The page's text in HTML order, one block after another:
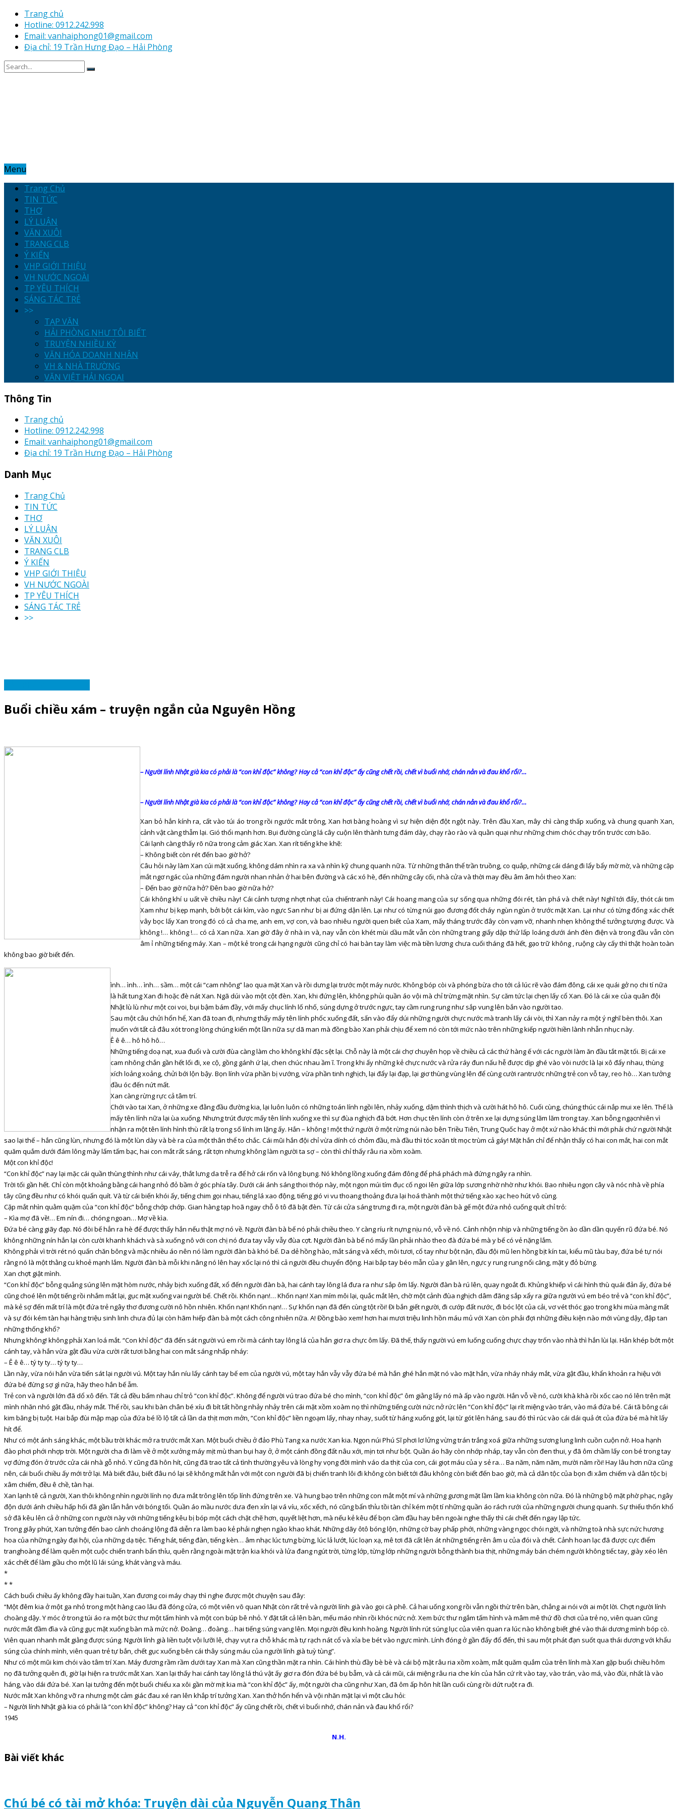
Trang chủ
Hotline: 0912.242.998
Email: vanhaiphong01@gmail.com
Địa chỉ: 19 Trần Hưng Đạo – Hải Phòng
Menu
Trang Chủ
TIN TỨC
THƠ
LÝ LUẬN
VĂN XUÔI
TRANG CLB
Ý KIẾN
VHP GIỚI THIỆU
VH NƯỚC NGOÀI
TP YÊU THÍCH
SÁNG TÁC TRẺ
>>
TẠP VĂN
HẢI PHÒNG NHƯ TÔI BIẾT
TRUYỆN NHIỀU KỲ
VĂN HÓA DOANH NHÂN
VH & NHÀ TRƯỜNG
VĂN VIỆT HẢI NGOẠI
Thông Tin
Trang chủ
Hotline: 0912.242.998
Email: vanhaiphong01@gmail.com
Địa chỉ: 19 Trần Hưng Đạo – Hải Phòng
Danh Mục
Trang Chủ
TIN TỨC
THƠ
LÝ LUẬN
VĂN XUÔI
TRANG CLB
Ý KIẾN
VHP GIỚI THIỆU
VH NƯỚC NGOÀI
TP YÊU THÍCH
SÁNG TÁC TRẺ
>>
Buổi chiều xám – truyện ngắn của Nguyên Hồng
– Người lính Nhật già kia có phải là “con khỉ độc” không? Hay cả “con khỉ độc” ấy cũng chết rồi, chết vì buổi nhớ, chán nản và đau khổ rổi?…
– Người lính Nhật già kia có phải là “con khỉ độc” không? Hay cả “con khỉ độc” ấy cũng chết rồi, chết vì buổi nhớ, chán nản và đau khổ rổi?…
Xan bỏ hẳn kính ra, cất vào túi áo trong rồi ngước mắt trông, Xan hơi bàng hoàng vì sự hiện diện đột ngột này. Trên đầu Xan, mây chì càng thấp xuống, và chung quanh Xan,
cảnh vật càng thẫm lại. Gió thổi mạnh hơn. Bụi đường cùng lá cây cuộn lên thành tưng đám dày, chạy rào rào và quằn quại như những chim chóc chạy trốn trước cơn bão.
Cái lạnh càng thấy rõ nữa trong cảm giác Xan. Xan rít tiếng khe khẽ:
– Không biết còn rét đến bao giờ hở?
Câu hỏi này làm Xan cúi mặt xuống, không dám nhìn ra xa và nhìn kỹ chung quanh nữa. Từ những thân thể trần truồng, co quắp, những cái dáng đi lẩy bẩy mờ mờ, và những cặp
mắt ngơ ngác của những đám người nhan nhản ở hai bên đường và các xó hè, đến những cây cối, nhà cửa và thời may đều âm âm hỏi theo Xan:
– Đến bao giờ nữa hở? Đên bao giờ nữa hở?
Cái không khí u uất về chiều này! Cái cảnh tượng nhợt nhạt của chiếntranh này! Cái hoang mang của sự sống qua những đói rét, tàn phá và chết này! Nghĩ tới đấy, thót cái tim
Xam như bị kẹp mạnh, bởi bột cái kìm, vào ngực San như bị ai đứng dận lên. Lại như có từng núi gạo đương đốt cháy ngùn ngùn ở trước mặt Xan. Lại như có từng đống xác chết
vây bọc lấy Xan trong đó có cả cha mẹ, anh em, vợ con, và bao nhiêu người quen biết của Xam, mấy tháng trước đây còn vạm vỡ, nhanh nhẹn không thể tưởng tượng được. Và
không !… không !… có cả Xan nữa. Xan giờ đây ở nhà in và, nay vẫn còn khét mùi dầu mắt vẫn còn những trang giấy dập thử lấp loáng dưới ánh đèn điện và trong đầu vẫn còn
âm ỉ những tiếng máy. Xan – một kẻ trong cái hạng người cũng chỉ có hai bàn tay làm việc mà tiền lương chưa cuối tháng đã hết, gạo trữ không , ruộng cày cấy thì thật hoàn toàn
không bao giờ biết đến.
ình… ình… ình… sầm… một cái “cam nhông” lao qua mặt Xan và rồi dưng lại trước một máy nước. Không bóp còi và phóng bừa cho tới cả lúc rẽ vào đám đông, cái xe quái gở nọ chi tí nữa
là hất tung Xan đi hoặc đè nát Xan. Ngã dúi vào một cột đèn. Xan, khi đứng lên, không phủi quần áo vội mà chỉ trừng mặt nhìn. Sự căm tức lại chẹn lấy cổ Xan. Đó là cái xe của quân đội
Nhật lù lù như một coi voi, bụi bậm bám đầy, với mấy chục lính lố nhố, súng dựng ở trước ngực, tay cầm rung rung như sắp vung lên bắn vào người tao.
Sau một câu chửi hổn hể, Xan đã toan đi, nhưng thấy mấy tên lính phốc xuống đất, sấn vào đẩy dúi những người chực nước mà tranh lấy cái vòi, thì Xan nảy ra một ý nghĩ bèn thôi. Xan
muốn với tất cả đâu xót trong lòng chúng kiến một lần nữa sự dã man mà đồng bào Xan phải chịu để xem nó còn tới mức nào trên những kiếp người hiền lành nhẫn nhục này.
Ê ê ê… hô hô hô…
Những tiếng doạ nạt, xua đuổi và cười đùa càng làm cho không khí đặc sệt lại. Chỗ này là một cái chợ chuyên họp về chiều cả các thứ hàng ế với các người làm ăn đầu tắt mặt tối. Bị cái xe
cam nhông chắn gần hết lối đi, xe cộ, gồng gánh ứ lại, chen chúc nhau ầm ĩ. Trong khi ấy những kẻ chực nước và rửa ráy đun nấu hễ được dịp ghé vào vòi nước là lại xô đẩy nhau, thùng
xích loảng xoảng, chửi bới lộn bậy. Bọn lính vừa phần bị vướng, vừa phần tinh nghịch, lại đẩy lại đạp, lại giơ thùng vùng lên để cùng cười rantrước những trẻ con vỗ tay, reo hò… Xan tưởng
đầu óc đến nứt mất.
Xan càng rừng rực cả tâm trí.
Chới vào tai Xan, ở những xe đằng đầu đường kia, lại luôn luôn có những toán lính ngồi lên, nhảy xuống, dậm thình thịch và cười hát hô hô. Cuối cùng, chúng thúc cái nắp mui xe lên. Thế là
mấy tên lính nữa lại ùa xuống. Nhưng trút được mấy tên lính xuống xe thì sự đùa nghịch đã bớt. Hơn chục tên lính còn ở trên xe lại dựng súng lăm lăm trong tay. Xan bỗng ngạcnhiên vì
nhận ra một tên lính hình thù rất lạ trong số lính im lặng ấy. Hắn – không ! một thứ người ở một rừng núi nào bên Triều Tiên, Trung Quốc hay ở một xứ nào khác thì mới phải chứ người Nhật
sao lại thế – hắn cũng lùn, nhưng đó là một lùn dày và bè ra của một thân thể to chắc. Cái mũi hắn đội chỉ vừa dính có chỏm đầu, mà đầu thì tóc xoăn tít mọc trùm cả gáy! Mặt hắn chỉ để nhận thấy có hai con mắt, hai con mắt
quăm quắm dưới đám lông mày lấm tấm bạc, hai con mắt rất sáng, rất tợn nhưng không làm người ta sợ – còn thì chỉ thấy râu ria xồm xoàm.
Một con khỉ độc!
“Con khỉ độc” nay lại mặc cái quần thùng thình như cái váy, thắt lưng da trễ ra để hở cái rốn và lông bụng. Nó không lồng xuống đám đông để phá phách mà đứng ngây ra nhìn.
Trời tối gần hết. Chỉ còn một khoảng bằng cái hang nhỏ đỏ bầm ở góc phía tây. Dưới cái ánh sáng thoi thóp này, một ngọn múi tím đục cố ngoi lên giữa lớp sương nhờ nhờ như khói. Bao nhiêu ngọn cây và nóc nhà về phía
tây cũng đều như có khói quấn quít. Và từ cái biến khói ấy, tiếng chim gọi nhau, tiếng lá xao động, tiếng gió vi vu thoang thoảng đưa lại hoá thành một thứ tiếng xào xạc heo hút vô cùng.
Cặp mắt nhìn quằm quặm của “con khỉ độc” bỗng chớp chớp. Gian hàng tạp hoã ngay chỗ ô tô đã bật đèn. Từ cái cửa sáng trưng đi ra, một người đàn bà gế một đứa nhỏ cuống quít chỉ trỏ:
– Kìa mợ đã về!… Em nín đi… chóng ngoan… Mợ về kìa.
Đứa bé càng giãy đạp. Nó đòi bế hẳn ra hè để được thấy hắn nếu thật mợ nó về. Người đàn bà bế nó phải chiều theo. Y càng ríu rít nựng nịu nó, vỗ về nó. Cảnh nhộn nhịp và những tiếng ồn ào dần dần quyến rũ đứa bé. Nó
không những nín hẳn lại còn cười khanh khách và sà xuống nô với con chị nó đưa tay vẫy vẫy đùa cợt. Người đàn bà bế nó mấy lần phải nhào theo đà đứa bé mà y bế có vẻ nặng lắm.
Không phải vì trời rét nó quấn chăn bông và mặc nhiều áo nên nó làm người đàn bà khó bế. Da dẻ hồng hào, mắt sáng và xếch, môi tươi, cổ tay như bột nặn, đầu đội mũ len hồng bịt kín tai, kiểu mũ tàu bay, đứa bé tự nói
rằng nó là một thằng cu khoẻ mạnh lắm. Người đàn bà mỗi khi nâng nó lên hay xốc lại nó thì cả người đều chuyển động. Hai bắp tay béo mẫn của y gân lên, ngực y rung rung nổi căng, mặt y đỏ bừng.
Xan chợt giật mình.
“Con khỉ độc” bỗng quẳng súng lên mặt hòm nước, nhảy bịch xuống đất, xổ đến người đàn bà, hai cánh tay lông lá đưa ra như sắp ôm lấy. Người đàn bà rú lên, quay ngoắt đi. Khủng khiếp vì cái hình thù quái đản ấy, đứa bé
cũng choé lên một tiếng rồi nhắm mắt lại, gục mặt xuống vai người bế. Chết rồi. Khốn nạn!… Khốn nạn! Xan mím môi lại, quắc mắt lên, chờ một cảnh đùa nghịch dâm đãng sắp xẩy ra giữa người vú em béo trẻ và “con khỉ độc”,
mà kẻ sợ đến mất trí là một đứa trẻ ngây thơ đương cười nô hồn nhiên. Khốn nạn! Khốn nạn!… Sự khốn nạn đã đến cùng tột rồi! Đi bắn giết người, đi cướp đất nước, đi bóc lột của cải, vơ vét thóc gạo trong khi mùa màng mất
và sự đói kém tàn hại hàng triệu sinh linh chưa đủ lại còn hãm hiếp đàn bà một cách công nhiên nữa. A! Đồng bào xem! hơn hai mươi triệu linh hồn máu mủ với Xan còn phải đợi những điều kiện nào mới vùng dậy, đập tan
những thống khổ?
Nhưng không! không phải Xan loá mắt. “Con khỉ độc” đã đến sát người vú em rồi mà cánh tay lông lá của hắn giơ ra chực ôm lấy. Đã thế, thấy người vú em luống cuống chực chạy trốn vào nhà thì hắn lùi lại. Hắn khép bớt một
cánh tay, và hắn vừa gật đầu vừa cười rất tươi bằng hai con mắt sáng nhấp nháy:
– Ê ê ê… tý ty ty… tý ty ty…
Lần này, vừa nói hắn vừa tiến sát lại người vú. Một tay hắn níu lấy cánh tay bế em của người vú, một tay hắn vẫy vẫy đứa bé mà hắn ghé hẳn mặt nó vào mặt hắn, vừa nháy nháy mắt, vừa gật đầu, khẩn khoản ra hiệu với
đứa bé đừng sợ gì nữa, hãy theo hắn bế ẵm.
Trẻ con và người lớn đã dổ xô đến. Tất cả đều bấm nhau chỉ trỏ “con khỉ độc”. Không để người vú trao đứa bé cho mình, “con khỉ độc” ôm giằng lấy nó mà ấp vào người. Hắn vỗ về nó, cười khà khà rồi xốc cao nó lên trên mặt
mình nhăn nhó gật đầu, nháy mắt. Thế rồi, sau khi bàn chân bé xíu đi bít tất hồng nhảy nhảy trên cái mặt xồm xoàm nọ thì những tiếng cười nức nở rức lên “Con khỉ độc” lại rít miệng vào trán, vào má đứa bé. Cái tã bông cái
kim băng bị tuột. Hai bắp đùi mập mạp của đứa bé lồ lộ tất cả lần da thịt mơn mởn, “Con khỉ độc” liền ngoạm lấy, nhay nhay, suốt từ háng xuống gót, lại từ gót lên háng, sau đó thì rúc vào cái dái quả ớt của đứa bé mà hít lấy
hít để.
Như có một ánh sáng khác, một bầu trời khác mở ra trước mắt Xan. Một buổi chiều ở đảo Phù Tang xa nước Xan kia. Ngọn núi Phú Sĩ phơi lơ lửng vừng trán trắng xoá giữa những sương lung linh cuồn cuộn nở. Hoa hạnh
đào phơi phới nhợp trời. Một người cha đi làm về ở một xưởng máy mịt mù than bụi hay ở, ở một cánh đồng đất nâu xới, mịn tơi như bột. Quần áo hãy còn nhớp nháp, tay vẫn còn đen thui, y đã ôm chầm lấy con bé trong tay
vợ đứng đón ở trước cửa cái nhà gỗ nhỏ. Y cũng đã hôn hít, cũng đã trao tất cả tình thường yêu và lòng hy vọng đời mình váo da thịt của con, cái giọt máu của y sẻ ra… Ba năm, năm năm, mười năm rồi! Hay lâu hơn nữa cũng
nên, cái buổi chiều ấy mới trở lại. Mà biết đâu, biết đâu nó lại sẽ không mất hẳn với một con người đã bị chiến tranh lôi đi không còn biết tới đâu không còn biết đến bao giờ, mà cả dân tộc của bọn đi xâm chiếm và dân tộc bị
xâm chiếm, đều ê chề, tàn hại.
Xan lạnh tê cả người, Xan thôi không nhìn người lính nọ đưa mắt trông lên tốp lính đứng trên xe. Và hung bạo trên những con mắt một mí và những gương mặt lầm lầm kia không còn nữa. Đó là những bộ mặt phờ phạc, ngây
độn dưới ánh chiều hấp hối đã gần lẫn hẳn với bóng tối. Quần áo mầu nước dưa đen xỉn lại vá víu, xốc xếch, nó cũng bẩn thỉu tồi tàn chỉ kém một tí những quần áo rách rưới của những người chung quanh. Sự thiếu thốn khổ
sở đã kêu lên cả ở những con người này với những tiếng kêu bị bóp một cách chặt chẽ hơn, quyết liệt hơn, mà nếu kẻ kêu để bọn cầm đầu hay bên ngoài nghe thấy thì cái chết đến ngay lập tức.
Trong giây phút, Xan tưởng đến bao cảnh choáng lộng đã diễn ra làm bao kẻ phải nghẹn ngào khao khát. Những dãy ôtô bóng lộn, những cờ bay phấp phới, những vàng ngọc chói ngời, và những toà nhà sực nức hương
hoa của những ngày đại hội, của những dạ tiệc. Tiếng hát, tiếng đàn, tiếng kèn… âm nhạc lúc tưng bừng, lúc lả lướt, lúc loạn xạ, mê tơi đã cất lên át những tiếng rên âm u của đói và chết. Cảnh hoan lạc đã được cực điểm
tranghoàng để làm quên một cuộc chiến tranh bẩn thỉu, quên rằng ngoài mặt trận kia khói và lửa đang ngút trời, từng lớp, từng lớp những người bỗng thành bia thịt, những máy bán chém người không tiếc tay, giày xéo lên
xác chết để làm giầu cho một lũ lái súng, khát vàng và máu.
*
* *
Cách buổi chiều ấy không đầy hai tuần, Xan đương coi máy chạy thì nghe được một chuyện sau đây:
“Một đêm kia ở một ga nhỏ trong một hàng cao lâu đã đóng cửa, có một viên võ quan Nhật còn rất trẻ và người lính già vào gọi cà phê. Cả hai uống xong rồi vẫn ngồi thừ trên bàn, chẳng ai nói với ai một lời. Chợt người lính
choàng dậy. Y móc ở trong túi áo ra một bức thư một tấm hình và một con búp bê nhỏ. Y đặt tất cả lên bàn, mếu máo nhìn rồi khóc nức nở. Xem bức thư ngắm tấm hình và mâm mê thứ đồ chơi của trẻ nọ, viên quan cũng
nước mắt đầm đìa và cũng gục mặt xuống bàn mà mức nở. Đoàng… đoàng… hai tiếng súng vang lên. Mọi người đều kinh hoàng. Người lính rút súng lục của viên quan ra lúc nào không biết ghé vào thái dương mình bóp cò.
Viên quan nhanh mắt giằng được súng. Người lính già liền tuột vội lưỡi lê, chạy vụt ra chỗ khác mà tự rạch nát cổ và xỉa be bét vào ngực mình. Lính đóng ở gần đấy đổ đến, thì sau một phát đạn suốt qua thái dương với khẩu
súng của chính mình, viên quan trẻ tự bắn, chết gục xuống bên cái thây súng máu của người lính già tuỳ tùng”.
Như có một mũi kim chói vào tâm trí Xan. Máy đương rầm rầm dưới tay Xan mà Xan cũng thần mặt ra nhìn. Cái hình thù đầy bè bè và cái bộ mặt râu ria xồm xoàm, mắt quăm quắm của trên lính mà Xan gặp buổi chiều hôm
nọ đã tưởng quên đi, giờ lại hiện ra trước mắt Xan. Xan lại thấy hai cánh tay lông lá thú vật ấy giơ ra đón đứa bé bụ bẫm, và cả cái mũi, cái miệng râu ria che kín của hắn cứ rít vào tay, vào trán, vào má, vào đùi, nhất là vào
háng, vào dái đứa bé. Xan lại tưởng đến một buổi chiểu xa xôi gần mờ mịt kia mà “con khỉ độc” ấy, một người cha cũng như Xan, đã ôm ấp hôn hít lần cuối cùng rồi dứt ruột ra đi.
Nước mắt Xan không vỡ ra nhưng một cảm giác đau xé ran lên khắp trí tưởng Xan. Xan thở hổn hển và vội nhăn mặt lại vì một câu hỏi:
– Người lính Nhật già kia có phải là “con khỉ độc” không? Hay cả “con khỉ độc” ấy cũng chết rồi, chết vì buổi nhớ, chán nản và đau khổ rổi?
1945
N.H.
Bài viết khác
Chú bé có tài mở khóa: Truyện dài của Nguyễn Quang Thân